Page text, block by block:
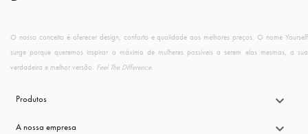
O nosso conceito é oferecer design, conforto e qualidade aos melhores preços. O nome Yourself
surge porque queremos inspirar o máximo de mulheres possíveis a serem elas mesmas, a sua
verdadeira e melhor versão. Feel The Difference.
Produtos 
A nossa empresa 